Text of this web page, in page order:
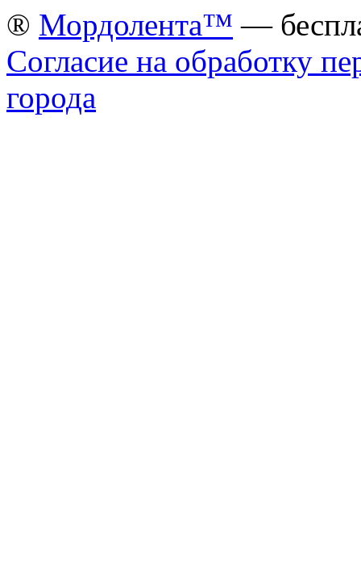
® Мордолента™ —
Согласие на обработку
города